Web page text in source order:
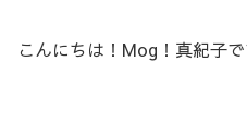
こんにちは！Mog！真紀子で